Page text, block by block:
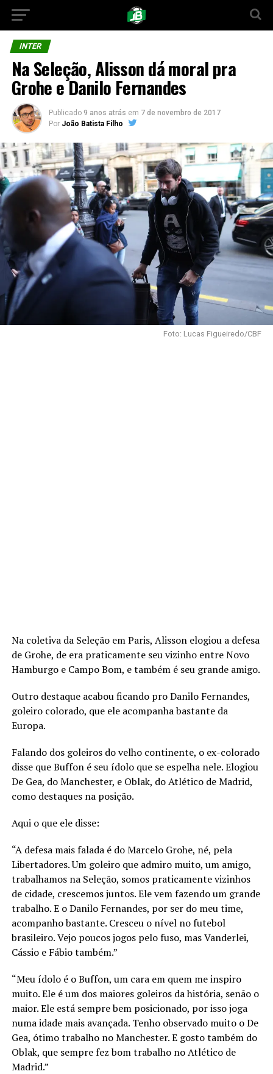
INTER
Na Seleção, Alisson dá moral pra
Grohe e Danilo Fernandes
Publicado 9 anos atrás em 7 de novembro de 2017
Por João Batista Filho
Foto: Lucas Figueiredo/CBF
Na coletiva da Seleção em Paris, Alisson elogiou a defesa
de Grohe, de era praticamente seu vizinho entre Novo
Hamburgo e Campo Bom, e também é seu grande amigo.
Outro destaque acabou ficando pro Danilo Fernandes,
goleiro colorado, que ele acompanha bastante da
Europa.
Falando dos goleiros do velho continente, o ex-colorado
disse que Buffon é seu ídolo que se espelha nele. Elogiou
De Gea, do Manchester, e Oblak, do Atlético de Madrid,
como destaques na posição.
Aqui o que ele disse:
“A defesa mais falada é do Marcelo Grohe, né, pela
Libertadores. Um goleiro que admiro muito, um amigo,
trabalhamos na Seleção, somos praticamente vizinhos
de cidade, crescemos juntos. Ele vem fazendo um grande
trabalho. E o Danilo Fernandes, por ser do meu time,
acompanho bastante. Cresceu o nível no futebol
brasileiro. Vejo poucos jogos pelo fuso, mas Vanderlei,
Cássio e Fábio também.”
“Meu ídolo é o Buffon, um cara em quem me inspiro
muito. Ele é um dos maiores goleiros da história, senão o
maior. Ele está sempre bem posicionado, por isso joga
numa idade mais avançada. Tenho observado muito o De
Gea, ótimo trabalho no Manchester. E gosto também do
Oblak, que sempre fez bom trabalho no Atlético de
Madrid.”